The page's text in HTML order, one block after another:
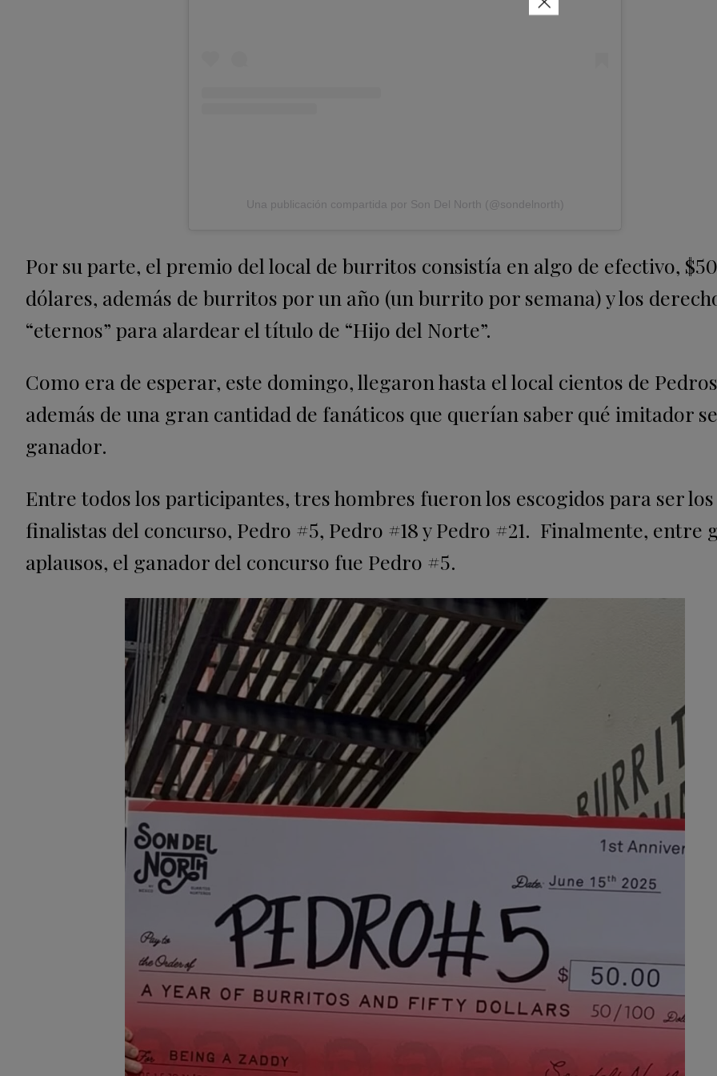
Una publicación compartida por Son Del North (@sondelnorth)
Por su parte, el premio del local de burritos consistía en algo de efectivo, $50
dólares, además de burritos por un año (un burrito por semana) y los
“eternos” para alardear el título de “Hijo del Norte”.
Como era de esperar, este domingo, llegaron hasta el local cientos de
además de una gran cantidad de fanáticos que querían saber qué imitador
ganador.
Entre todos los participantes, tres hombres fueron los escogidos para ser los
finalistas del concurso, Pedro #5, Pedro #18 y Pedro #21. Finalmente, entre
aplausos, el ganador del concurso fue Pedro #5.